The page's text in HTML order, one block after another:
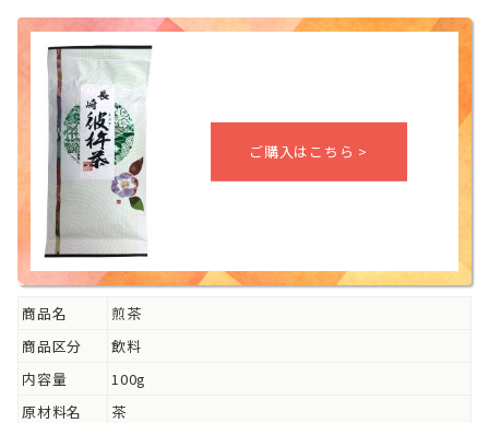
商品名
煎茶
商品区分
飲料
内容量
100g
原材料名
茶